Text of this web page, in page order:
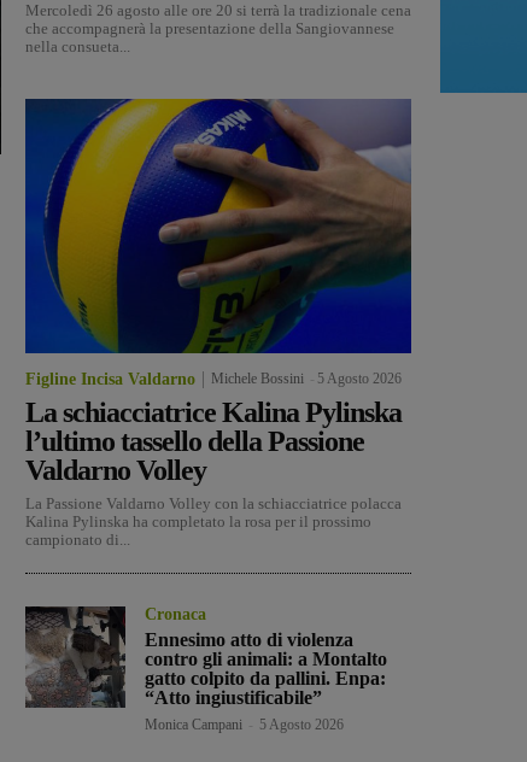
Mercoledì 26 agosto alle ore 20 si terrà la tradizionale cena
che accompagnerà la presentazione della Sangiovannese
nella consueta...
Figline Incisa Valdarno Michele Bossini 5 Agosto 2026
La schiacciatrice Kalina Pylinska
l’ultimo tassello della Passione
Valdarno Volley
La Passione Valdarno Volley con la schiacciatrice polacca
Kalina Pylinska ha completato la rosa per il prossimo
campionato di...
Cronaca
Ennesimo atto di violenza
contro gli animali: a Montalto
gatto colpito da pallini. Enpa:
“Atto ingiustificabile”
Monica Campani 5 Agosto 2026